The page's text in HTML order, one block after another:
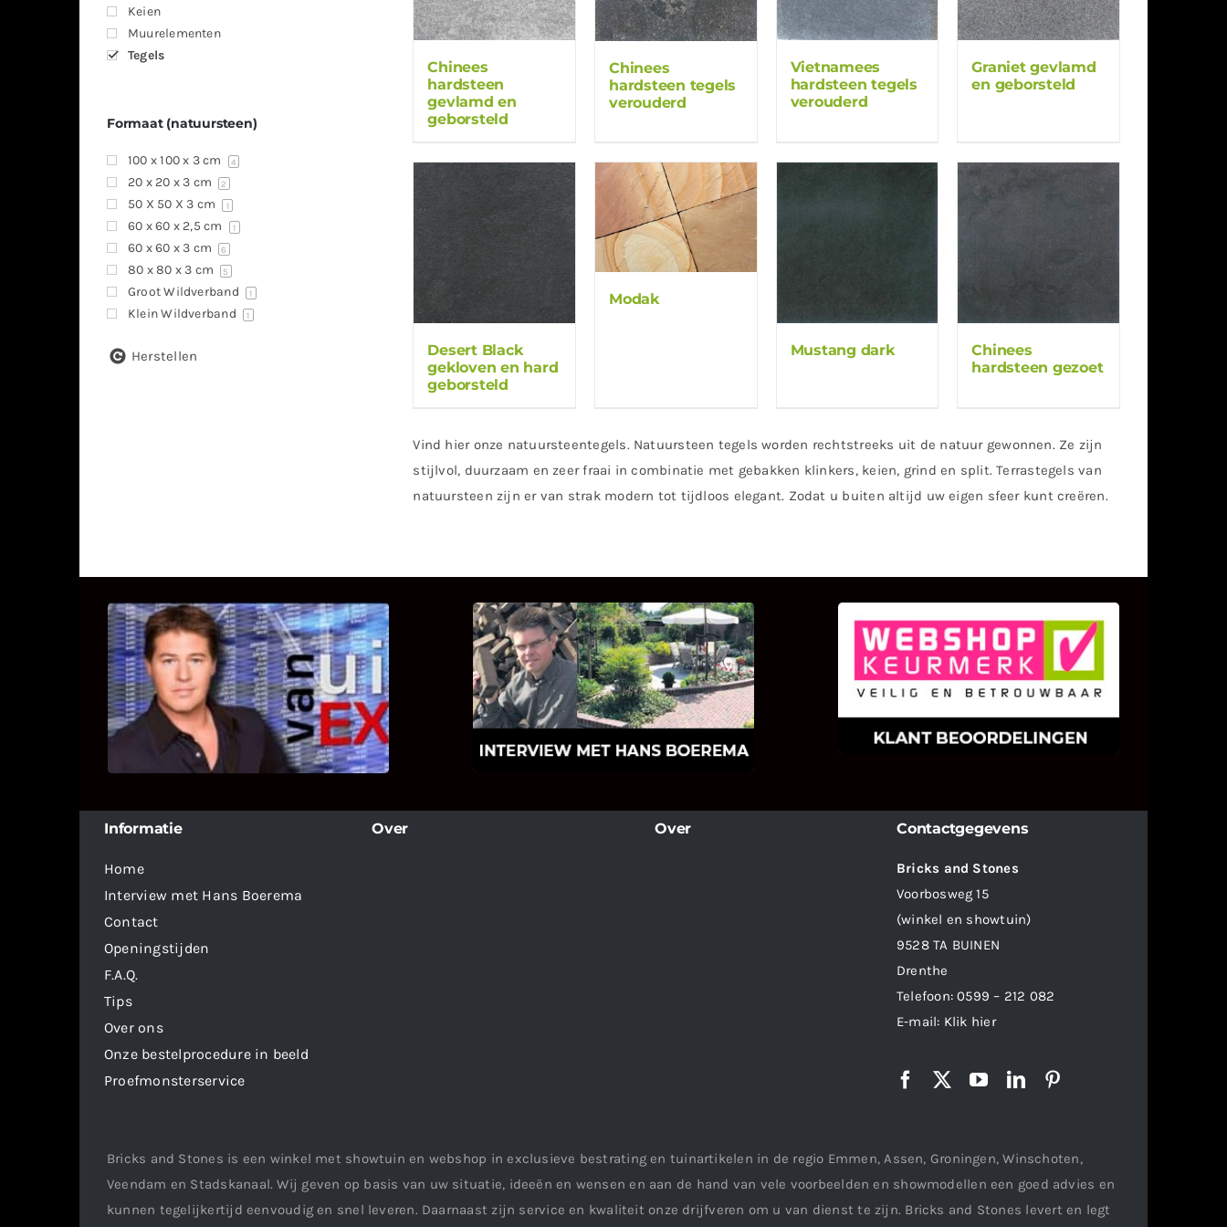
Chinees
hardsteen
gevlamd en
geborsteld
Chinees
hardsteen tegels
verouderd
Vietnamees
hardsteen tegels
verouderd
Graniet gevlamd
en geborsteld
Desert Black
gekloven en hard
geborsteld
Modak
Mustang dark
Chinees
hardsteen gezoet
Vind hier onze natuursteentegels. Natuursteen tegels worden rechtstreeks uit de natuur gewonnen. Ze zijn
stijlvol, duurzaam en zeer fraai in combinatie met gebakken klinkers, keien, grind en split. Terrastegels van
natuursteen zijn er van strak modern tot tijdloos elegant. Zodat u buiten altijd uw eigen sfeer kunt creëren.
Keien
Muurelementen
Tegels
Formaat (natuursteen)
100 x 100 x 3 cm 4
20 x 20 x 3 cm 2
50 X 50 X 3 cm 1
60 x 60 x 2,5 cm 1
60 x 60 x 3 cm 6
80 x 80 x 3 cm 5
Groot Wildverband 1
Klein Wildverband 1
Herstellen
UITSTEL VAN EXECUTIE
Bekijk hier de fragmenten van de
deelname van Bricks and Stones aan
dit programma.
INTERVIEW MET HANS
BOEREMA
Hoe Bricks and Stones ontstaan is en
wat Hans Boerema motiveert in de
wereld van klinkers en tegels!
KLANT BEOORDELINGEN
We zijn er zeer op gesteld om te
weten wat u als klant van ons en
onze diensten vindt.
Informatie
Home
Interview met Hans Boerema
Contact
Openingstijden
F.A.Q.
Tips
Over ons
Onze bestelprocedure in beeld
Proefmonsterservice
Over Over Contactgegevens
Bricks and Stones
Voorbosweg 15
(winkel en showtuin)
9528 TA BUINEN
Drenthe
Telefoon:0599 – 212 082
E-mail: Klik hier
Bricks and Stones is een winkel met showtuin en webshop in exclusieve bestrating en tuinartikelen in de regio Emmen, Assen, Groningen, Winschoten,
Veendam en Stadskanaal. Wij geven op basis van uw situatie, ideeën en wensen en aan de hand van vele voorbeelden en showmodellen een goed advies en
kunnen tegelijkertijd eenvoudig en snel leveren. Daarnaast zijn service en kwaliteit onze drijfveren om u van dienst te zijn. Bricks and Stones levert en legt